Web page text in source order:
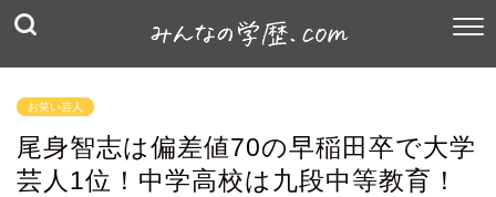
お笑い芸人
尾身智志は偏差値70の早稲田卒で大学
芸人1位！中学高校は九段中等教育！